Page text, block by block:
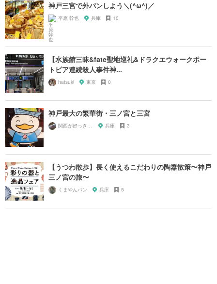
神戸三宮で外パンしよう＼(^ω^)／
平原 幹也 兵庫 10
【水族館三昧&fate聖地巡礼&ドラクエウォークポー
トピア連続殺人事件神...
hatsuki 東京 0
神戸最大の繁華街・三ノ宮と三宮
関西が好っきゃねん 兵庫 3
【うつわ散歩】長く使えるこだわりの陶器散策〜神戸
三ノ宮の旅〜
くまやんパン 兵庫 5